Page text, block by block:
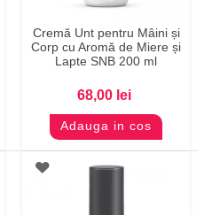
Cremă Unt pentru Mâini și
Corp cu Aromă de Miere și
Lapte SNB 200 ml
68,00 lei
Adauga in cos